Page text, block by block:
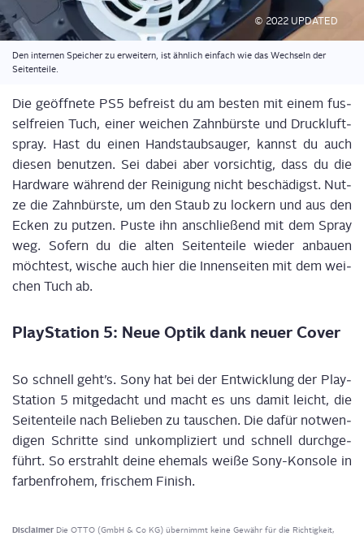
© 2022 UPDATED
Den inter­nen Spei­cher zu erwei­tern, ist ähn­lich ein­fach wie das Wech­seln der
Seitenteile.
Die geöff­ne­te PS5 befreist du am bes­ten mit einem fus­
sel­frei­en Tuch, einer wei­chen Zahn­bürs­te und Druck­luft­
spray. Hast du einen Hand­staub­sauger, kannst du auch
die­sen benut­zen. Sei dabei aber vor­sich­tig, dass du die
Hard­ware wäh­rend der Rei­ni­gung nicht beschä­digst. Nut­
ze die Zahn­bürs­te, um den Staub zu lockern und aus den
Ecken zu put­zen. Pus­te ihn anschlie­ßend mit dem Spray
weg. Sofern du die alten Sei­ten­tei­le wie­der anbau­en
möch­test, wische auch hier die Innen­sei­ten mit dem wei­
chen Tuch ab.
Play­Sta­ti­on 5: Neue Optik dank neu­er Cover
So schnell geht’s. Sony hat bei der Ent­wick­lung der Play­
Sta­ti­on 5 mit­ge­dacht und macht es uns damit leicht, die
Sei­ten­tei­le nach Belie­ben zu tau­schen. Die dafür not­wen­
di­gen Schrit­te sind unkom­pli­ziert und schnell durch­ge­
führt. So erstrahlt dei­ne ehe­mals wei­ße Sony-Kon­so­le in
far­ben­fro­hem, fri­schem Finish.
Disclaimer Die OTTO (GmbH & Co KG) übernimmt keine Gewähr für die Richtigkeit,